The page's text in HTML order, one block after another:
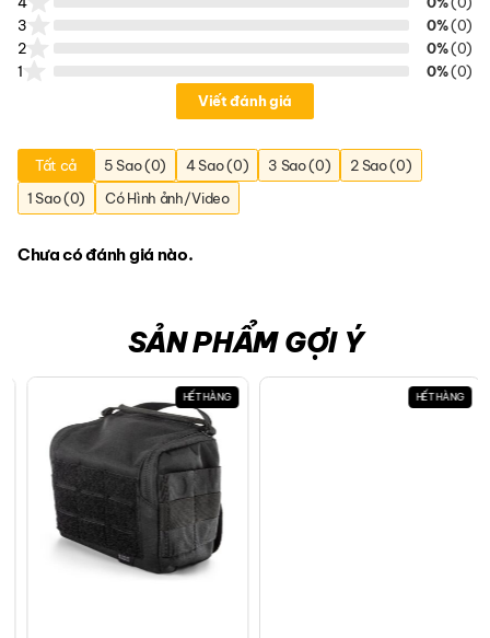
3
0%(0)
2
0%(0)
1
0%(0)
Viết đánh giá
Tất cả 5 Sao (0) 4 Sao (0) 3 Sao (0)
2 Sao (0)
1 Sao (0)
Có Hình ảnh/Video
Chưa có đánh giá nào.
SẢN PHẨM GỢI Ý
HẾT HÀNG HẾT HÀNG